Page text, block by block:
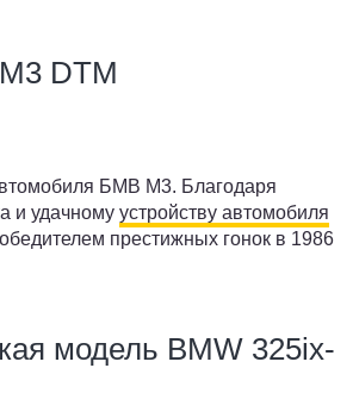
DTM
БМВ М3. Благодаря
и удачному устройству автомобиля
престижных гонок в 1986
модель BMW 325ix-